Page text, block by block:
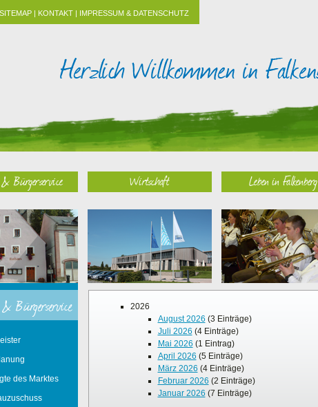
SITEMAP| KONTAKT| IMPRESSUM & DATENSCHUTZ
Bürgerservice Wirtschaft Leben in Falkenberg
Bürgerservice
des Marktes
2026
August 2026 (3 Einträge)
Juli 2026 (4 Einträge)
Mai 2026 (1 Eintrag)
April 2026 (5 Einträge)
März 2026 (4 Einträge)
Februar 2026 (2 Einträge)
Januar 2026 (7 Einträge)